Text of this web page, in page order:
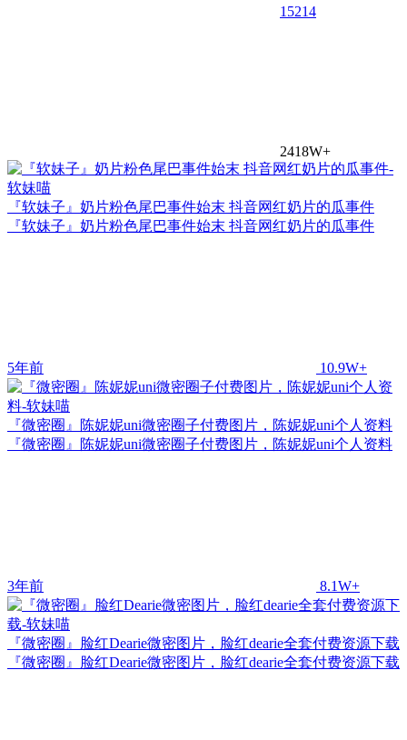
15214
2418W+
『软妹子』奶片粉色尾巴事件始末 抖音网红奶片的瓜事件
『软妹子』奶片粉色尾巴事件始末 抖音网红奶片的瓜事件
5年前 10.9W+
『微密圈』陈妮妮uni微密圈子付费图片，陈妮妮uni个人资料
『微密圈』陈妮妮uni微密圈子付费图片，陈妮妮uni个人资料
3年前 8.1W+
『微密圈』脸红Dearie微密图片，脸红dearie全套付费资源下载
『微密圈』脸红Dearie微密图片，脸红dearie全套付费资源下载